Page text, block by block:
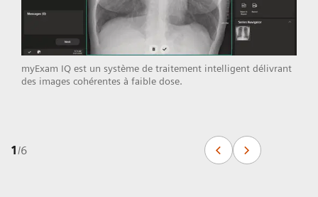
myExam IQ est un système de traitement intelligent délivrant
des images cohérentes à faible dose.
1/6